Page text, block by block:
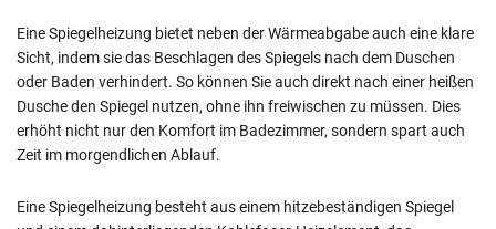
Eine Spiegelheizung bietet neben der Wärmeabgabe auch eine klare
Sicht, indem sie das Beschlagen des Spiegels nach dem Duschen
oder Baden verhindert. So können Sie auch direkt nach einer heißen
Dusche den Spiegel nutzen, ohne ihn freiwischen zu müssen. Dies
erhöht nicht nur den Komfort im Badezimmer, sondern spart auch
Zeit im morgendlichen Ablauf.
Eine Spiegelheizung besteht aus einem hitzebeständigen Spiegel